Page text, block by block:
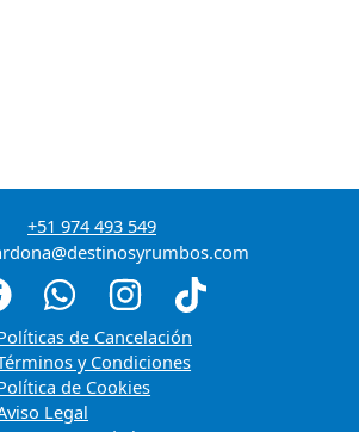
+51 974 493 549
de Cancelación
y Condiciones
de Cookies
Legal